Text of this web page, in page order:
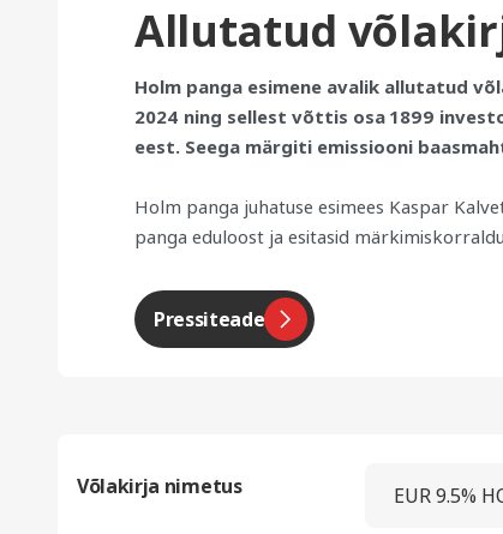
Allutatud
Holm panga esimene avalik allutatud
2024 ning sellest võttis osa 1899
eest. Seega märgiti emissiooni
Holm panga juhatuse esimees Kaspar
panga eduloost ja esitasid
Pressiteade
Võlakirja nimetus EUR 9.5%